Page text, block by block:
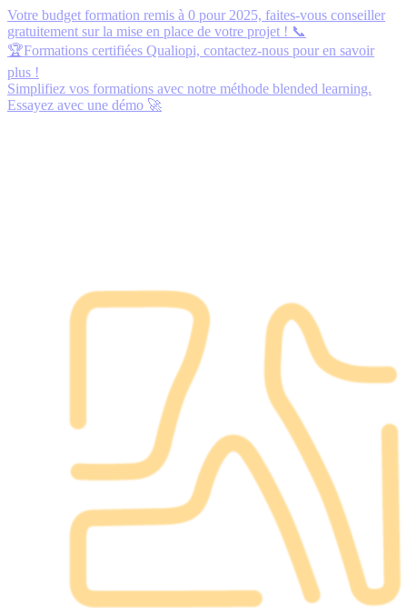
Votre budget formation remis à 0 pour 2025, faites-vous conseiller
gratuitement sur la mise en place de votre projet ! 📞
🏆Formations certifiées Qualiopi, contactez-nous pour en savoir
plus !
Simplifiez vos formations avec notre méthode blended learning.
Essayez avec une démo 🚀